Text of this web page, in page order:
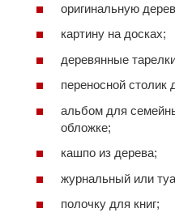
оригинальную
картину на досках;
деревянные
переносной столик
альбом для
обложке;
кашпо из дерева;
журнальный или
полочку для книг;